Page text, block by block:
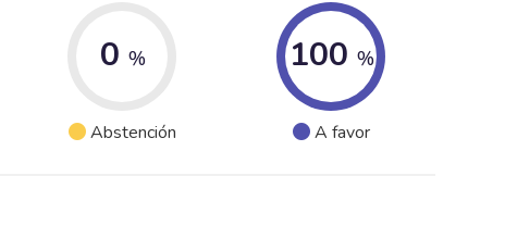
0 %
Abstención
100 %
A favor